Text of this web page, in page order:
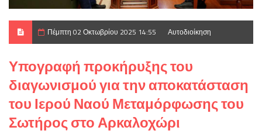
Πέμπτη 02 Οκτωβρίου 2025 14:55 Αυτοδιοίκηση
Υπογραφή προκήρυξης του
διαγωνισμού για την αποκατάσταση
του Ιερού Ναού Μεταμόρφωσης του
Σωτήρος στο Αρκαλοχώρι